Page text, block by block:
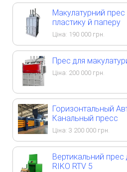
Макулатурний прес
пластику й паперу
Ціна: 190 000 грн.
Прес для
Ціна: 200 000 грн.
Горизонтальный
Канальный пресс
Ціна: 3 200 000 грн.
Вертикальний прес
RIKO RTV 5